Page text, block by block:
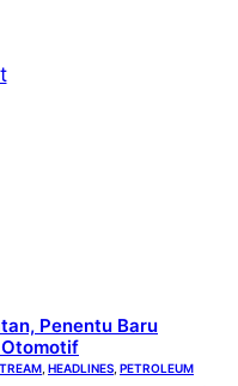
Penentu Baru
HEADLINES PETROLEUM